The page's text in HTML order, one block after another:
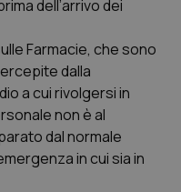
dell’arrivo dei
Farmacie, che sono
dalla
a cui rivolgersi in
non è al
dal normale
in cui sia in